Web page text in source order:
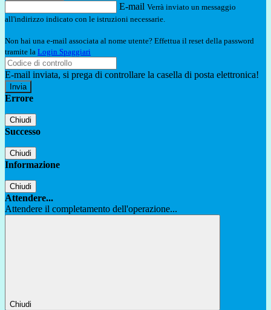
E-mail Verrà inviato un messaggio
all'indirizzo indicato con le istruzioni necessarie.
Non hai una e-mail associata al nome utente? Effettua il reset della password
tramite la Login Spaggiari
E-mail inviata, si prega di controllare la casella di posta elettronica!
Errore
Chiudi
Successo
Chiudi
Informazione
Chiudi
Attendere...
Attendere il completamento dell'operazione...
Chiudi